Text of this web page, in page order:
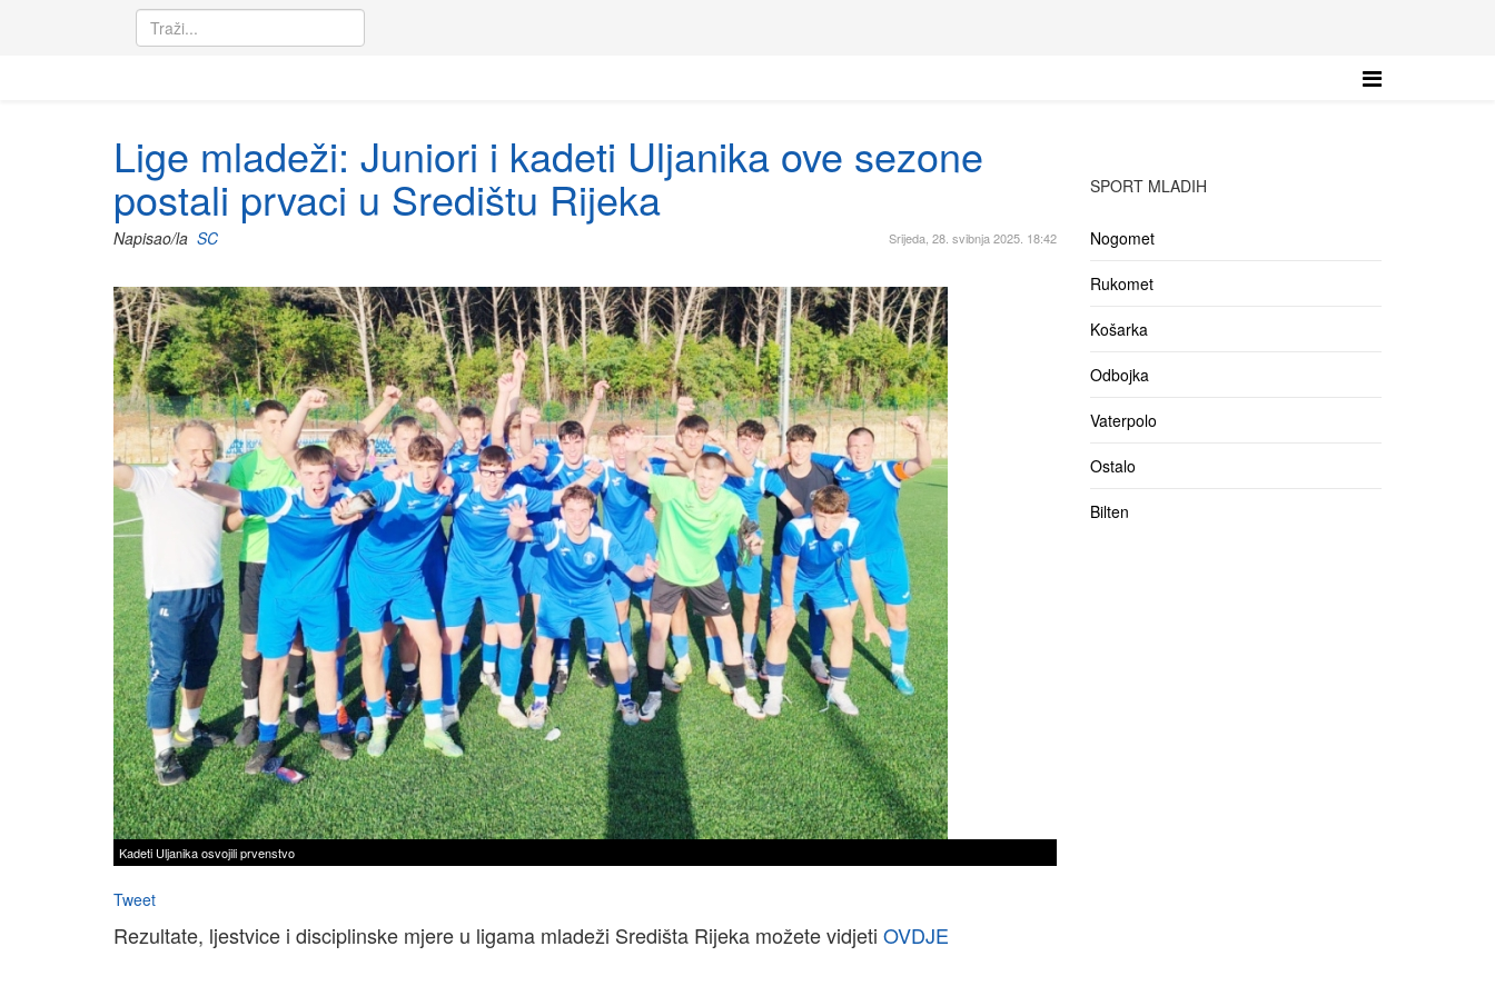
Lige mladeži: Juniori i kadeti Uljanika ove sezone
postali prvaci u Središtu Rijeka
Srijeda, 28. svibnja 2025. 18:42
Napisao/la SC
Kadeti Uljanika osvojili prvenstvo
Tweet
Rezultate, ljestvice i disciplinske mjere u ligama mladeži Središta Rijeka možete vidjeti OVDJE
SPORT MLADIH
Nogomet
Rukomet
Košarka
Odbojka
Vaterpolo
Ostalo
Bilten